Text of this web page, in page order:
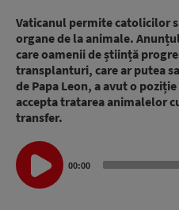
Vaticanul permite catolicilor
organe de la animale.
care oamenii de știință
transplanturi, care ar putea
de Papa Leon, a avut o
accepta tratarea animalelor
transfer.
Audio
Player
00:00